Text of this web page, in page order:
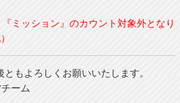
ミッション』のカウント対象外となり
ともよろしくお願いいたします。
ーム